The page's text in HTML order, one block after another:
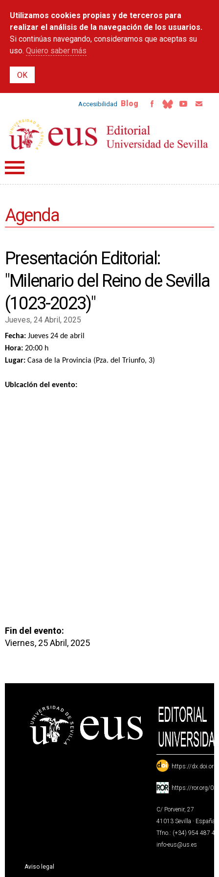
contenido
principal
Utilizamos cookies propias y de terceros para
realizar el análisis de la navegación de los usuarios.
Si continúas navegando, consideramos que aceptas su
uso. Quiero saber más
Accesibilidad Blog
Agenda
Presentación Editorial:
"Milenario del Reino de Sevilla
(1023-2023)"
Jueves, 24 Abril, 2025
Fecha: Jueves 24 de abril
Hora: 20:00 h
Lugar: Casa de la Provincia (Pza. del Triunfo, 3)
Ubicación del evento:
Fin del evento:
Viernes, 25 Abril, 2025
: https://
: https://ror.org/
C/ Porvenir, 27
41013 Sevilla · España
Tfno.: (+34) 954 487
info-eus@us.es
Aviso legal